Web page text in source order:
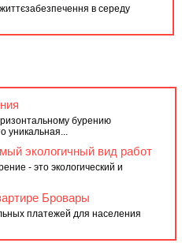
життєзабезпечення в середу
бурению
уникальная...
экологичный вид работ
- это экологический и
Бровары
платежей для населения